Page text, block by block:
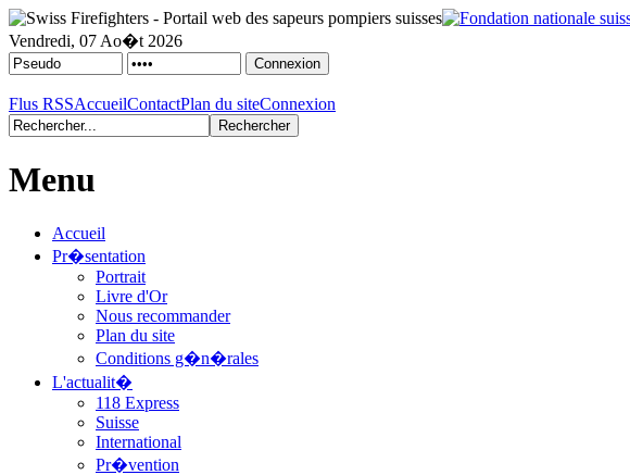
Vendredi, 07 Ao�t 2026
Flus RSSAccueilContactPlan du siteConnexion
Menu
Accueil
Pr�sentation
Portrait
Livre d'Or
Nous recommander
Plan du site
Conditions g�n�rales
L'actualit�
118 Express
Suisse
International
Pr�vention